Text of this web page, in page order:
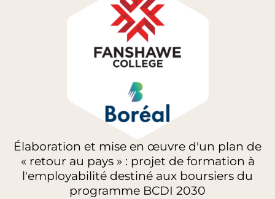
Élaboration et mise en œuvre d'un plan de
« retour au pays » : projet de formation à
l'employabilité destiné aux boursiers du
programme BCDI 2030